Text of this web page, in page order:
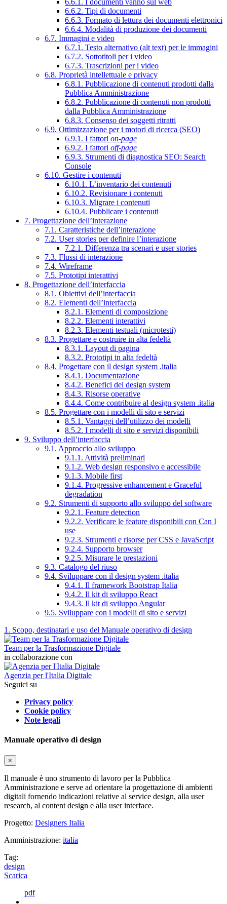
6.6.2. Tipi di documenti
6.6.3. Formato di lettura dei documenti elettronici
6.6.4. Modalità di produzione dei documenti
6.7. Immagini e video
6.7.1. Testo alternativo (alt text) per le immagini
6.7.2. Sottotitoli per i video
6.7.3. Trascrizioni per i video
6.8. Proprietà intellettuale e privacy
6.8.1. Pubblicazione di contenuti prodotti dalla
Pubblica Amministrazione
6.8.2. Pubblicazione di contenuti non prodotti
dalla Pubblica Amministrazione
6.8.3. Consenso dei soggetti ritratti
6.9. Ottimizzazione per i motori di ricerca (SEO)
6.9.1. I fattori on-page
6.9.2. I fattori off-page
6.9.3. Strumenti di diagnostica SEO: Search
Console
6.10. Gestire i contenuti
6.10.1. L’inventario dei contenuti
6.10.2. Revisionare i contenuti
6.10.3. Migrare i contenuti
6.10.4. Pubblicare i contenuti
7. Progettazione dell’interazione
7.1. Caratteristiche dell’interazione
7.2. User stories per definire l’interazione
7.2.1. Differenza tra scenari e user stories
7.3. Flussi di interazione
7.4. Wireframe
7.5. Prototipi interattivi
8. Progettazione dell’interfaccia
8.1. Obiettivi dell’interfaccia
8.2. Elementi dell’interfaccia
8.2.1. Elementi di composizione
8.2.2. Elementi interattivi
8.2.3. Elementi testuali (microtesti)
8.3. Progettare e costruire in alta fedeltà
8.3.1. Layout di pagina
8.3.2. Prototipi in alta fedeltà
8.4. Progettare con il design system .italia
8.4.1. Documentazione
8.4.2. Benefici del design system
8.4.3. Risorse operative
8.4.4. Come contribuire al design system .italia
8.5. Progettare con i modelli di sito e servizi
8.5.1. Vantaggi dell’utilizzo dei modelli
8.5.2. I modelli di sito e servizi disponibili
9. Sviluppo dell’interfaccia
9.1. Approccio allo sviluppo
9.1.1. Attività preliminari
9.1.2. Web design responsivo e accessibile
9.1.3. Mobile first
9.1.4. Progressive enhancement e Graceful
degradation
9.2. Strumenti di supporto allo sviluppo del software
9.2.1. Feature detection
9.2.2. Verificare le feature disponibili con Can I
use
9.2.3. Strumenti e risorse per CSS e JavaScript
9.2.4. Supporto browser
9.2.5. Misurare le prestazioni
9.3. Catalogo del riuso
9.4. Sviluppare con il design system .italia
9.4.1. Il framework Bootstrap Italia
9.4.2. Il kit di sviluppo React
9.4.3. Il kit di sviluppo Angular
9.5. Sviluppare con i modelli di sito e servizi
1. Scopo, destinatari e uso del Manuale operativo di design
Team per la Trasformazione Digitale
in collaborazione con
Agenzia per l'Italia Digitale
Seguici su
Privacy policy
Cookie policy
Note legali
Manuale operativo di design
×
Il manuale è uno strumento di lavoro per la Pubblica
Amministrazione e serve ad orientare la progettazione di ambienti
digitali fornendo indicazioni relative al service design, alla user
research, al content design e alla user interface.
Progetto: Designers Italia
Amministrazione: italia
Tag:
design
Scarica
pdf